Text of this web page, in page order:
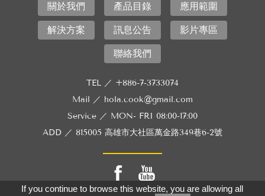
關於我們 產品目錄 應用範圍
解決方案 訊息公告 影片專區
聯絡我們
TEL ／ +886-7-3733074
Mail ／ hola.cook@gmail.com
Service ／ MON- FRI 08:00-17:00
ADD ／ 815005 高雄市大社區萬金路349巷6-2號
If you continue to browse this website, you are allowing all